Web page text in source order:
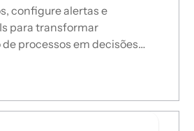
configure alertas e
para transformar
processos em decisões